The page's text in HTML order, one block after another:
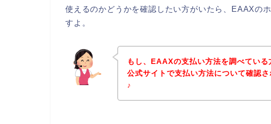
使えるのかどうかを確認したい方がいたら、EAAXの
すよ。
もし、EAAXの支払い方法を調べてい
公式サイトで支払い方法について確認
♪